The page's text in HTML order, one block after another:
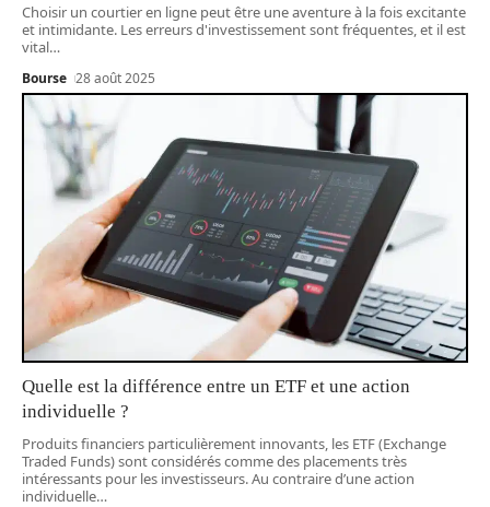
Choisir un courtier en ligne peut être une aventure à la fois excitante
et intimidante. Les erreurs d'investissement sont fréquentes, et il est
vital…
Bourse 28 août 2025
Quelle est la différence entre un ETF et une action
individuelle ?
Produits financiers particulièrement innovants, les ETF (Exchange
Traded Funds) sont considérés comme des placements très
intéressants pour les investisseurs. Au contraire d’une action
individuelle…